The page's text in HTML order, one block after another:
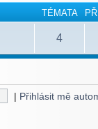
TÉMATA
4
| Přihlásit mě